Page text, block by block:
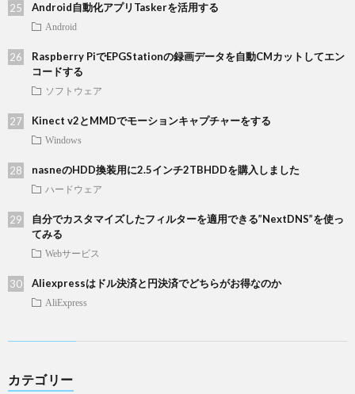
Android自動化アプリTaskerを活用する
Android
Raspberry PiでEPGStationの録画データを自動CMカットしてエン
コードする
ソフトウェア
Kinect v2とMMDでモーションキャプチャーをする
Windows
nasneのHDD換装用に2.5インチ2TBHDDを購入しました
ハードウェア
自分でカスタマイズしたフィルターを適用できる”NextDNS”を使っ
てみる
Webサービス
Aliexpressはドル決済と円決済でどちらがお得なのか
AliExpress
カテゴリー